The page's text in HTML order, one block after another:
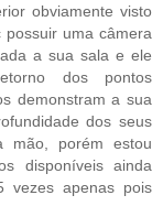
obviamente visto
uma câmera
a sua sala e ele
dos pontos
demonstram a sua
dos seus
mão, porém estou
disponíveis ainda
vezes apenas pois